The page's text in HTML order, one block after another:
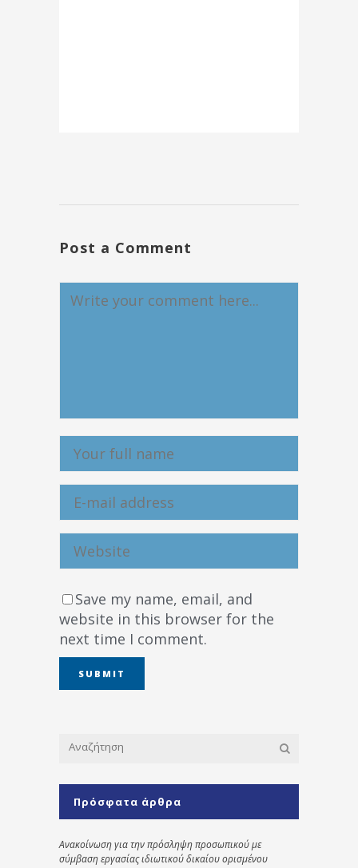
Post a Comment
Save my name, email, and
website in this browser for the
next time I comment.
Πρόσφατα άρθρα
Ανακοίνωση για την πρόσληψη προσωπικού με
σύμβαση εργασίας ιδιωτικού δικαίου ορισμένου